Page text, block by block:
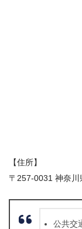
【住所】
〒257-0031 神奈川
公共交